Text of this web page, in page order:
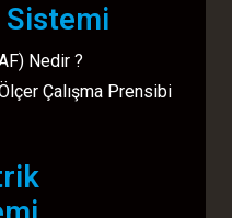
Sistemi
Nedir ?
Çalışma Prensibi